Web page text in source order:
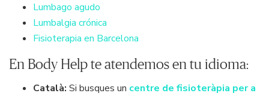
Lumbago agudo
Lumbalgia crónica
Fisioterapia en Barcelona
En Body Help te atendemos en tu idioma:
Català: Si busques un centre de fisioteràpia per a